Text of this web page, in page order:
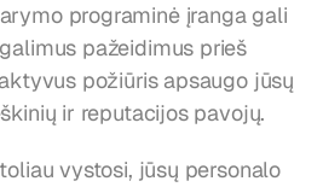
programinė įranga gali
pažeidimus prieš
požiūris apsaugo jūsų
ir reputacijos pavojų.
vystosi, jūsų personalo